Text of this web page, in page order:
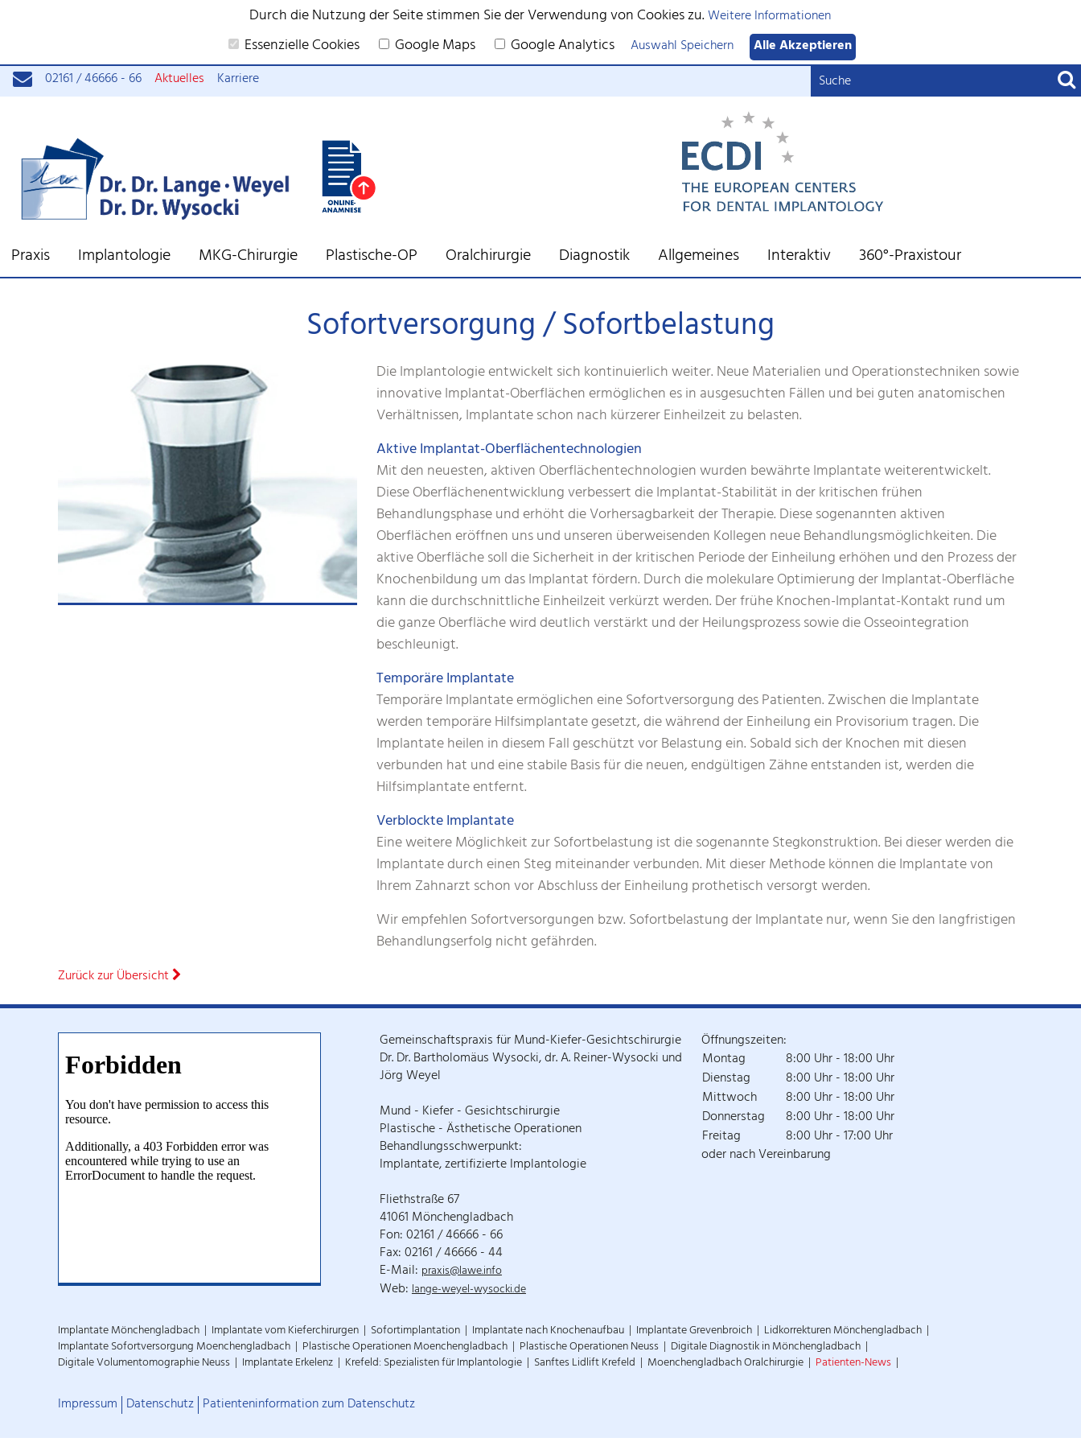
Durch die Nutzung der Seite stimmen Sie der Verwendung von Cookies zu.Weitere Informationen
Essenzielle Cookies Google Maps Google Analytics Auswahl Speichern
Alle Akzeptieren
02161 / 46666 - 66 Aktuelles Karriere
Praxis Implantologie MKG-Chirurgie Plastische-OP Oralchirurgie Diagnostik Allgemeines Interaktiv 360°-Praxistour
Sofortversorgung / Sofortbelastung
Die Implantologie entwickelt sich kontinuierlich weiter. Neue Materialien und Operationstechniken sowie
innovative Implantat-Oberflächen ermöglichen es in ausgesuchten Fällen und bei guten anatomischen
Verhältnissen, Implantate schon nach kürzerer Einheilzeit zu belasten.
Aktive Implantat-Oberflächentechnologien
Mit den neuesten, aktiven Oberflächentechnologien wurden bewährte Implantate weiterentwickelt.
Diese Oberflächenentwicklung verbessert die Implantat-Stabilität in der kritischen frühen
Behandlungsphase und erhöht die Vorhersagbarkeit der Therapie. Diese sogenannten aktiven
Oberflächen eröffnen uns und unseren überweisenden Kollegen neue Behandlungsmöglichkeiten. Die
aktive Oberfläche soll die Sicherheit in der kritischen Periode der Einheilung erhöhen und den Prozess der
Knochenbildung um das Implantat fördern. Durch die molekulare Optimierung der Implantat-Oberfläche
kann die durchschnittliche Einheilzeit verkürzt werden. Der frühe Knochen-Implantat-Kontakt rund um
die ganze Oberfläche wird deutlich verstärkt und der Heilungsprozess sowie die Osseointegration
beschleunigt.
Temporäre Implantate
Temporäre Implantate ermöglichen eine Sofortversorgung des Patienten. Zwischen die Implantate
werden temporäre Hilfsimplantate gesetzt, die während der Einheilung ein Provisorium tragen. Die
Implantate heilen in diesem Fall geschützt vor Belastung ein. Sobald sich der Knochen mit diesen
verbunden hat und eine stabile Basis für die neuen, endgültigen Zähne entstanden ist, werden die
Hilfsimplantate entfernt.
Verblockte Implantate
Eine weitere Möglichkeit zur Sofortbelastung ist die sogenannte Stegkonstruktion. Bei dieser werden die
Implantate durch einen Steg miteinander verbunden. Mit dieser Methode können die Implantate von
Ihrem Zahnarzt schon vor Abschluss der Einheilung prothetisch versorgt werden.
Wir empfehlen Sofortversorgungen bzw. Sofortbelastung der Implantate nur, wenn Sie den langfristigen
Behandlungserfolg nicht gefährden.
Zurück zur Übersicht
Gemeinschaftspraxis für Mund-Kiefer-Gesichtschirurgie
Dr. Dr. Bartholomäus Wysocki, dr. A. Reiner-Wysocki und
Jörg Weyel
Mund - Kiefer - Gesichtschirurgie
Plastische - Ästhetische Operationen
Behandlungsschwerpunkt:
Implantate, zertifizierte Implantologie
Fliethstraße 67
41061 Mönchengladbach
Fon: 02161 / 46666 - 66
Fax: 02161 / 46666 - 44
E-Mail: praxis@lawe.info
Web:lange-weyel-wysocki.de
Öffnungszeiten:
Montag
8:00 Uhr - 18:00 Uhr
Dienstag
8:00 Uhr - 18:00 Uhr
Mittwoch
8:00 Uhr - 18:00 Uhr
Donnerstag
8:00 Uhr - 18:00 Uhr
Freitag
8:00 Uhr - 17:00 Uhr
oder nach Vereinbarung
Implantate Mönchengladbach Implantate vom Kieferchirurgen Sofortimplantation Implantate nach Knochenaufbau Implantate Grevenbroich Lidkorrekturen Mönchengladbach
Implantate Sofortversorgung Moenchengladbach Plastische Operationen Moenchengladbach Plastische Operationen Neuss Digitale Diagnostik in Mönchengladbach
Digitale Volumentomographie Neuss Implantate Erkelenz Krefeld: Spezialisten für Implantologie Sanftes Lidlift Krefeld Moenchengladbach Oralchirurgie Patienten-News
Impressum Datenschutz Patienteninformation zum Datenschutz